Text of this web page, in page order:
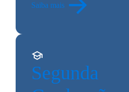
Saiba mais
Segunda